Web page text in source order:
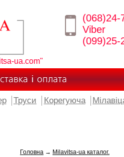
ua.com"
(068)24-
Viber
(099)25-
і оплата
Труси Корегуюча
Головна → Milavitsa-ua каталог.